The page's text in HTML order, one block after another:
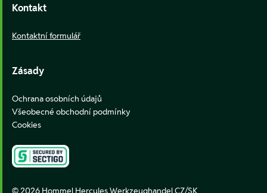
Kontakt
Kontaktní formulář
Zásady
Ochrana osobních údajů
Všeobecné obchodní podmínky
Cookies
© 2026 Hommel Hercules Werkzeughandel CZ/SK